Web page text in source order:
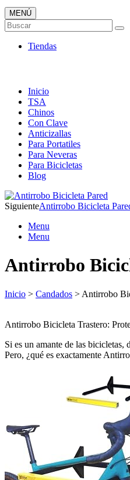
Candados ONLINE
Envió 24/7!!!
MENÚ
Buscar
Tiendas
Inicio
TSA
Chinos
Con Clave
Anticizallas
Para Portatiles
Para Neveras
Para Bicicletas
Blog
SiguienteAntirrobo Bicicleta
Menu
Menu
Antirrobo
Inicio > Candados > Antirrobo
Antirrobo Bicicleta Trastero:
Si es un amante de las
Pero, ¿qué es exactamente